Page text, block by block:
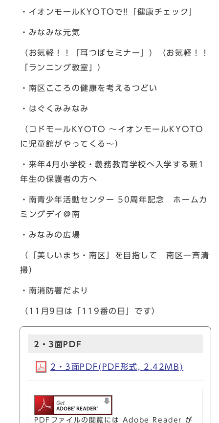
・イオンモールKYOTOで!!「健康チェック」
・みなみな元気
（お気軽！！「耳つぼセミナー」）（お気軽！！
「ランニング教室」）
・南区こころの健康を考えるつどい
・はぐくみみなみ
（コドモールKYOTO 〜イオンモールKYOTO
に児童館がやってくる〜）
・来年4月小学校・義務教育学校へ入学する新1
年生の保護者の方へ
・南青少年活動センター 50周年記念 ホームカ
ミングデイ＠南
・みなみの広場
（「美しいまち・南区」を目指して 南区一斉清
掃）
・南消防署だより
（11月9日は「119番の日」です）
2・3面PDF
2・3面PDF(PDF形式, 2.42MB)
PDFファイルの閲覧には Adobe Reader が